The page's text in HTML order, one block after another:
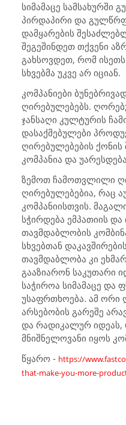
სიმამაცე სამსახურში
პირდაპირი და
დამყარების
შეგეშინდეთ თქვენი
გახსოვდეთ, რომ
სხვებმა უკვე არ იციან.
კომპანიები
ღირებულებებს.
ჯანსაღი კულტურის
დასაქმებულები
ღირებულებების ქონის
კომპანია და
ზემოთ ჩამოთვლილი
ღირებულებებია, რაც
კომპანიისთვის.
სჭირდება ემპათიის
თავმდაბლობის
სხვებთან
თავმდაბლობა კი
გააზიარონ საკუთარი
საჭიროა სიმამაცე და
უსაფრთხოება. ამ ორი
არსებობის გარეშე
და რადიკალურ იდეას,
მნიშნელოვანი იყოს
წყარო - https://
that-make-you-more-